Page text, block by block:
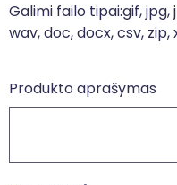
Galimi failo tipai:gif,
wav, doc, docx, csv, zip,
Produkto aprašymas